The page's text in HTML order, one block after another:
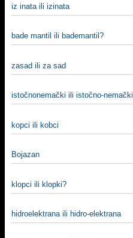
iz inata ili izinata
bade mantil ili bademantil?
zasad ili za sad
istočnonemački ili istočno-nemački
kopci ili kobci
Bojazan
klopci ili klopki?
hidroelektrana ili hidro-elektrana